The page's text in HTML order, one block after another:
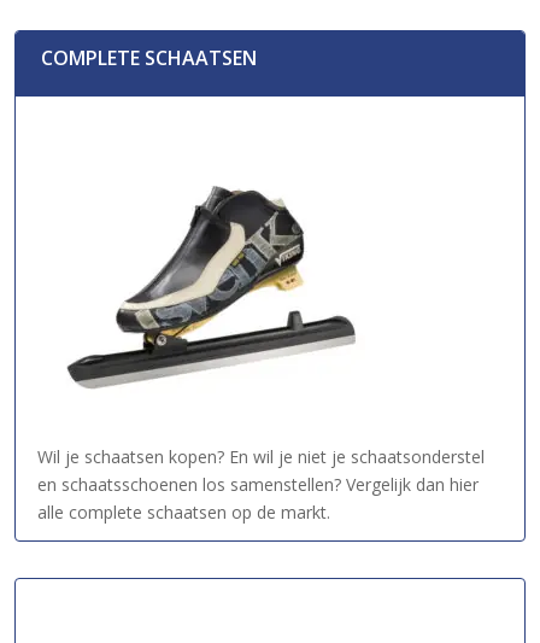
COMPLETE SCHAATSEN
Wil je schaatsen kopen? En wil je niet je schaatsonderstel
en schaatsschoenen los samenstellen? Vergelijk dan hier
alle complete schaatsen op de markt.